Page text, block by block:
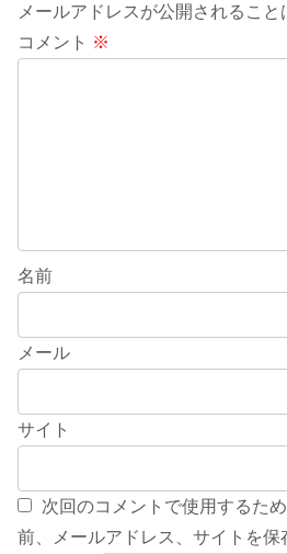
メールアドレスが公開されること
コメント ※
名前
メール
サイト
次回のコメントで使用するた
前、メールアドレス、サイトを保